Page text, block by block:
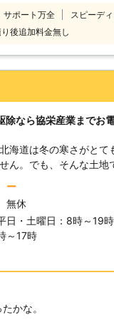
必要な時間も短縮。そ
てお任せください。 ご自宅のみならず
どの貨物物件などに
リみたいな虫がいた
もりだけでもしてもら
ターフォローも充実、
です。安心してお任せ
サポート万全
スピーデ
り後追加料金無し
なら協栄産業までお
海道は冬の寒さがと
ん。でも、そんな土
さは北国も関東に負け
害が徐々に増え始め
とも私達にお任せい
確な対応が可能なスタッフ
シロアリに要注意】 私
2大シロアリがいます
に巣をまとめず、住宅
ー
無休
日・土曜日：8時～19
～17時
かな。